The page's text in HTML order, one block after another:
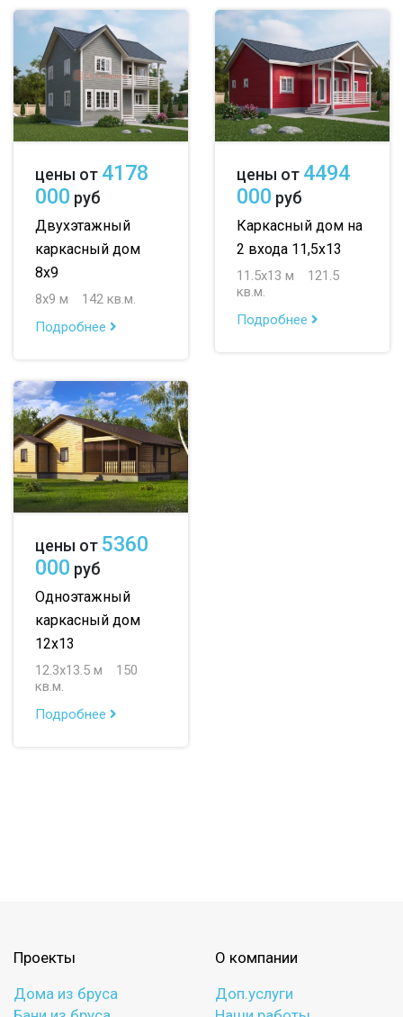
цены от 4178
000 руб
Двухэтажный
каркасный дом
8х9
8х9 м
142 кв.м.
Подробнее
цены от 4494
000 руб
Каркасный дом на
2 входа 11,5х13
11.5х13 м
121.5
кв.м.
Подробнее
цены от 5360
000 руб
Одноэтажный
каркасный дом
12х13
12.3х13.5 м
150
кв.м.
Подробнее
Проекты
Дома из бруса
О компании
Доп.услуги